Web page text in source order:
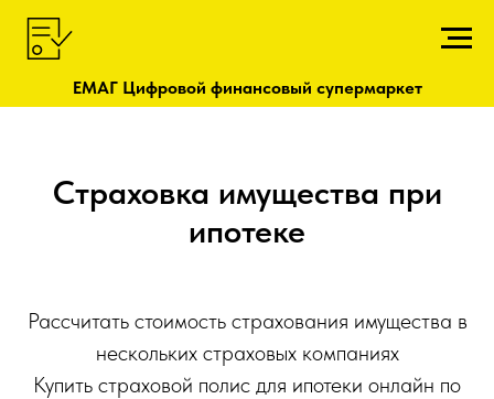
ЕМАГ Цифровой финансовый супермаркет
Страховка имущества при
ипотеке
Рассчитать стоимость страхования имущества в
нескольких страховых компаниях
Купить страховой полис для ипотеки онлайн по